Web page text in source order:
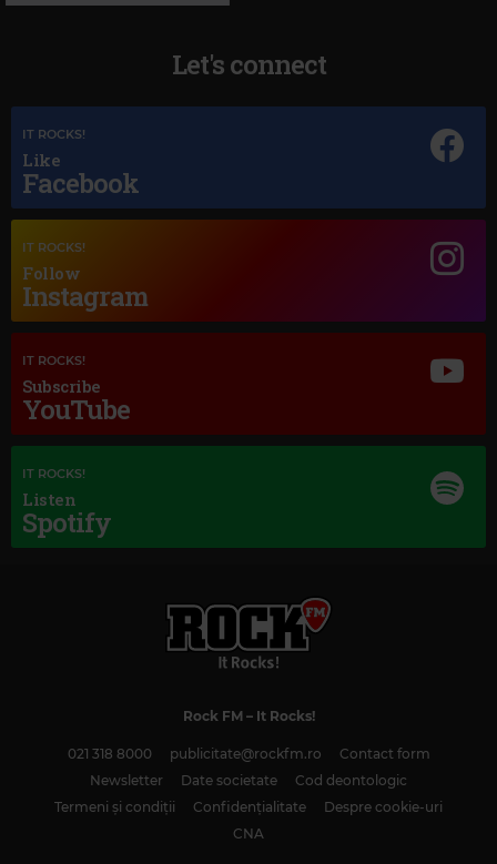
Magic Jazz
RAY CHARLES A SONG FOR YOU
Magic Classic Music
TRAGIC OVERTURE, OP. 81
Let's connect
IT ROCKS!
Like
Facebook
IT ROCKS!
Follow
Instagram
IT ROCKS!
Subscribe
YouTube
IT ROCKS!
Listen
Spotify
Rock FM– It Rocks!
021 318 8000 publicitate@rockfm.ro
Contact form
Newsletter
Date societate
Cod deontologic
Termeni și condiții
Confidențialitate
Despre cookie-uri
CNA